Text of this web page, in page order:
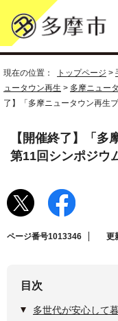
現在の位置： トップページ >
ュータウン再生 > 多摩ニュー
了】「多摩ニュータウン再生
【開催終了】「多
第11回シンポジウ
ページ番号1013346 更
目次
多世代が安心して